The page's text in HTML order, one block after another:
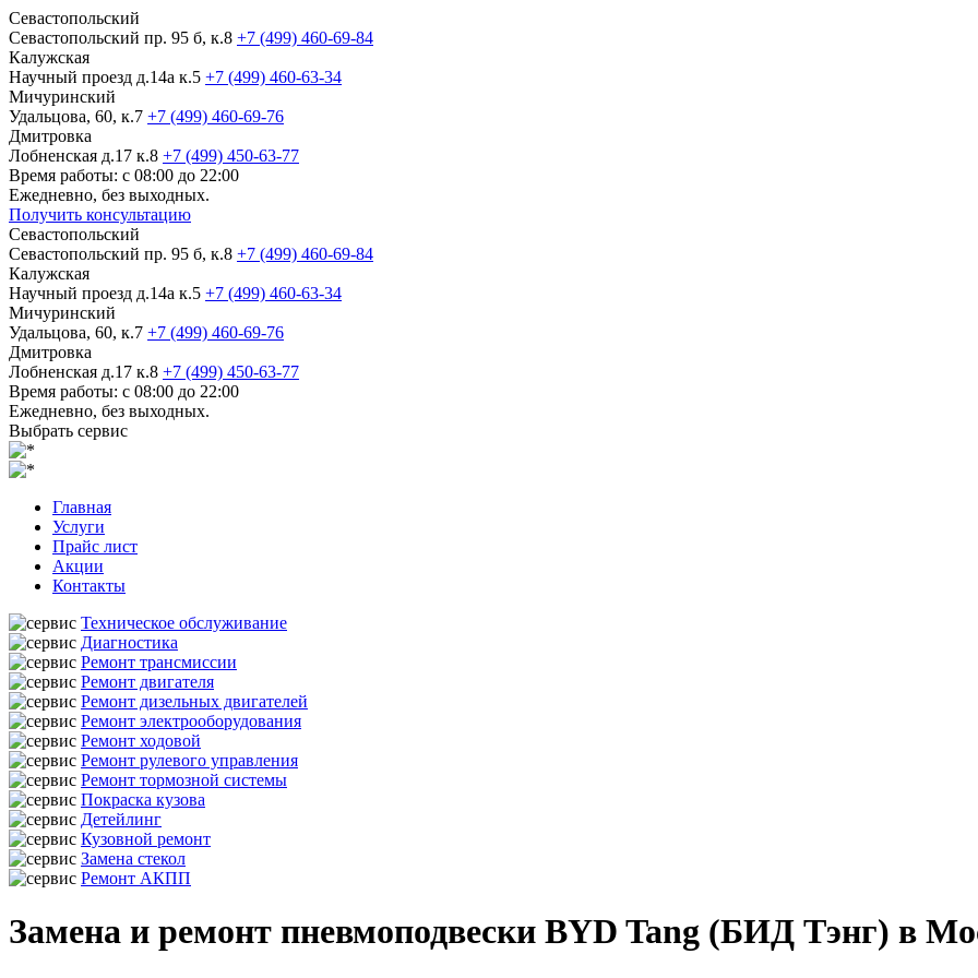
Севастопольский
Севастопольский пр. 95 б, к.8 +7 (499) 460-69-84
Калужская
Научный проезд д.14а к.5 +7 (499) 460-63-34
Мичуринский
Удальцова, 60, к.7 +7 (499) 460-69-76
Дмитровка
Лобненская д.17 к.8 +7 (499) 450-63-77
Время работы: с 08:00 до 22:00
Ежедневно, без выходных.
Получить консультацию
Севастопольский
Севастопольский пр. 95 б, к.8 +7 (499) 460-69-84
Калужская
Научный проезд д.14а к.5 +7 (499) 460-63-34
Мичуринский
Удальцова, 60, к.7 +7 (499) 460-69-76
Дмитровка
Лобненская д.17 к.8 +7 (499) 450-63-77
Время работы: с 08:00 до 22:00
Ежедневно, без выходных.
Выбрать сервис
Главная
Услуги
Прайс лист
Акции
Контакты
Техническое обслуживание
Диагностика
Ремонт трансмиссии
Ремонт двигателя
Ремонт дизельных двигателей
Ремонт электрооборудования
Ремонт ходовой
Ремонт рулевого управления
Ремонт тормозной системы
Покраска кузова
Детейлинг
Кузовной ремонт
Замена стекол
Ремонт АКПП
Замена и ремонт пневмоподвески BYD Tang (БИД Тэнг) в